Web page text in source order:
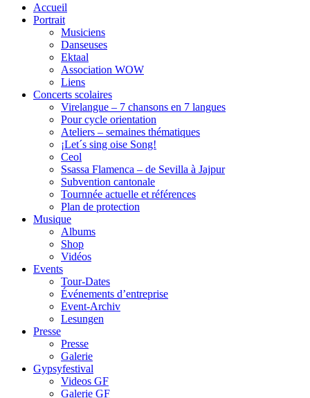
Accueil
Portrait
Musiciens
Danseuses
Ektaal
Association WOW
Liens
Concerts scolaires
Virelangue – 7 chansons en 7 langues
Pour cycle orientation
Ateliers – semaines thématiques
¡Let´s sing oise Song!
Ceol
Ssassa Flamenca – de Sevilla à Jajpur
Subvention cantonale
Tournnée actuelle et références
Plan de protection
Musique
Albums
Shop
Vidéos
Events
Tour-Dates
Événements d’entreprise
Event-Archiv
Lesungen
Presse
Presse
Galerie
Gypsyfestival
Videos GF
Galerie GF